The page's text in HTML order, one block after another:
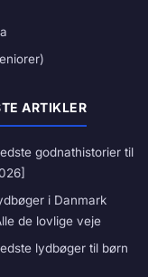
ARTIKLER
godnathistorier til
i Danmark
de lovlige veje
lydbøger til børn